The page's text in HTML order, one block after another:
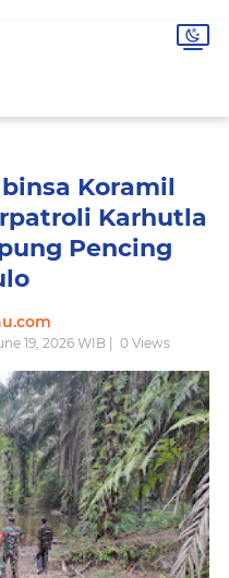
Koramil
Karhutla
Pencing
19, 2026 WIB | 0Views